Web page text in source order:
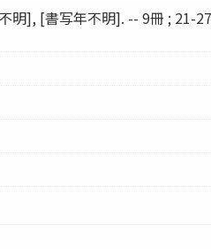
明], [書写年不明]. -- 9冊 ; 21-